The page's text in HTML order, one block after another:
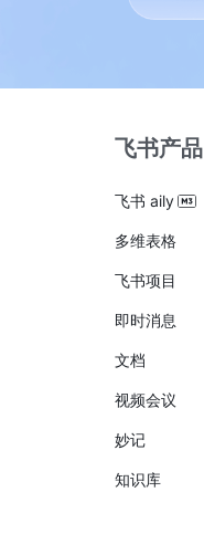
飞书产品
飞书 aily
多维表格
飞书项目
即时消息
文档
视频会议
妙记
知识库